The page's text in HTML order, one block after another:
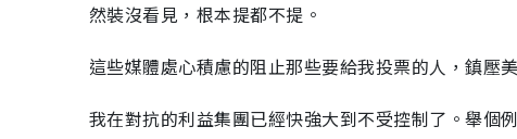
然裝沒看見，根本提都不提。
這些媒體處心積慮的阻止那些要給我投票的人，鎮壓
我在對抗的利益集團已經快強大到不受控制了。舉